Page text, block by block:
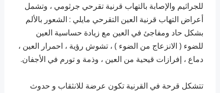
للجراثيم والإصابة بالتهاب قرنية تقرحي جرثومي ، وتشمل
أعراض التهاب قرنية العين التقرحي مايلي : الشعور بالألم
بشكل حاد ومفاجئ في العين مع زيادة حساسية العين
للضوء ( الانزعاج من الضوء ) ، تشوش رؤية ، احمرار العين ،
دماع ، إفرازات قيحية من العين ، وذمة و تورم في الأجفان.
تتشكل قرحة في القرنية تكون عرضة للانثقاب و حدوث